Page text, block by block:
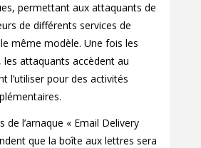
permettant aux attaquants de
de différents services de
même modèle. Une fois les
les attaquants accèdent au
l’utiliser pour des activités
de l’arnaque « Email Delivery
que la boîte aux lettres sera